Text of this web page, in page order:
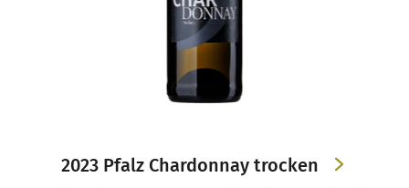
2023 Pfalz Chardonnay trocken